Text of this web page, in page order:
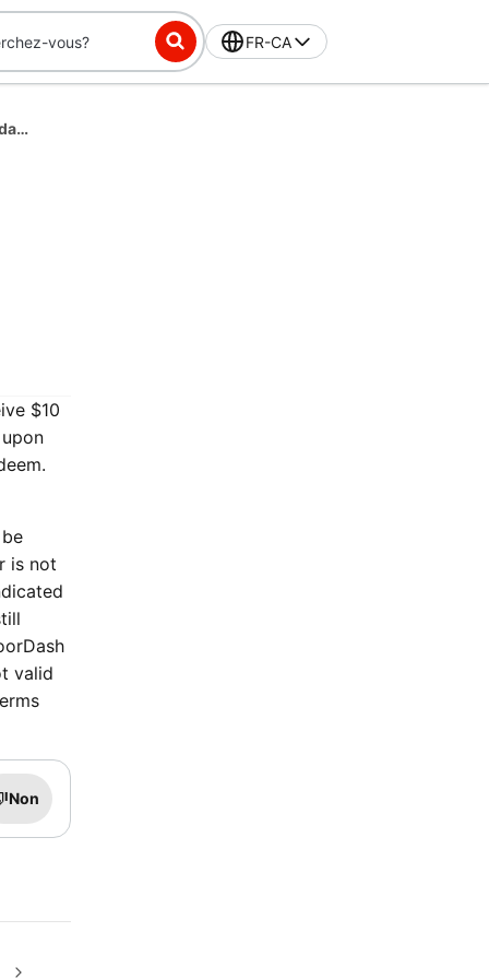
FR-CA
DashPass-Exclusive Challenge: Place 10 orders in 42 days, get $10 off
$10
is not
valid
Non